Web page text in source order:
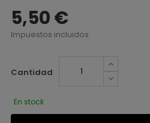
5,50 €
Impuestos incluidos
Cantidad
En stock